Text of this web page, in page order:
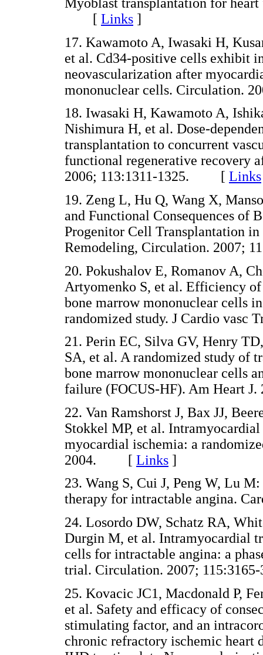
[ Links ]
17. Kawamoto A, Iwasaki H,
et al. Cd34-positive cells exhibit
neovascularization after
mononuclear cells.
18. Iwasaki H, Kawamoto A,
Nishimura H, et al. Dose-
transplantation to concurrent
functional regenerative recovery
2006; 113:1311-1325. [ Links
19. Zeng L, Hu Q, Wang X,
and Functional Consequences of
Progenitor Cell Transplantation
Remodeling, Circulation.
20. Pokushalov E, Romanov A,
Artyomenko S, et al. Efficiency
bone marrow mononuclear cells
randomized study. J Cardio
21. Perin EC, Silva GV, Henry
SA, et al. A randomized study of
bone marrow mononuclear cells
failure (FOCUS-HF). Am
22. Van Ramshorst J, Bax JJ,
Stokkel MP, et al.
myocardial ischemia: a
2004. [ Links ]
23. Wang S, Cui J, Peng W, Lu
therapy for intractable angina.
24. Losordo DW, Schatz RA,
Durgin M, et al. Intramyocardial
cells for intractable angina: a
trial. Circulation. 2007;
25. Kovacic JC1, Macdonald P,
et al. Safety and efficacy of
stimulating factor, and an
chronic refractory ischemic heart